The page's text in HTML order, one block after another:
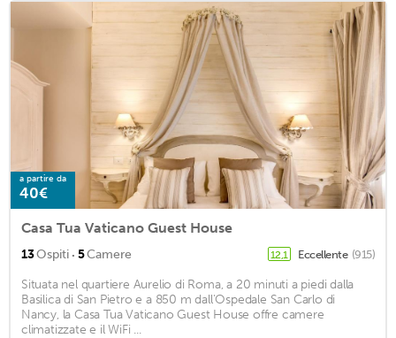
a partire da
40€
Casa Tua Vaticano Guest House
13Ospiti · 5Camere 12,1 Eccellente (915)
Situata nel quartiere Aurelio di Roma, a 20 minuti a piedi dalla
Basilica di San Pietro e a 850 m dall'Ospedale San Carlo di
Nancy, la Casa Tua Vaticano Guest House offre camere
climatizzate e il WiFi ...